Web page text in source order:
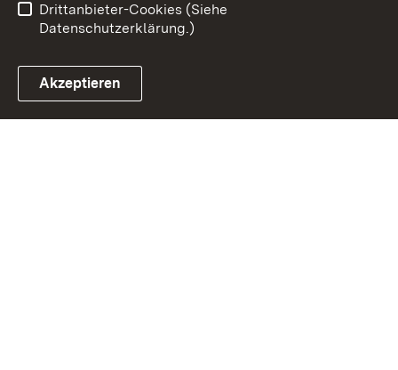
Drittanbieter-Cookies (Siehe
Datenschutzerklärung.)
Akzeptieren